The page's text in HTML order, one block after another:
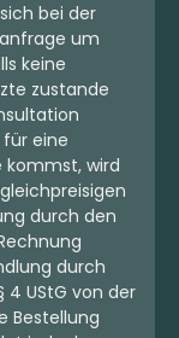
bei der
um
keine
zustande
eine
kommst, wird
durch den
durch
4 UStG von der
Bestellung